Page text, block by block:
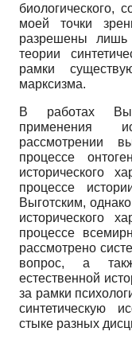
биологического,
моей точки
разрешены лишь
теории
рамки
марксизма.
В работах
применения
рассмотрении
процессе
исторического
процессе
Выготским,
исторического
процессе
рассмотрено
вопрос, а
естественной
за рамки
синтетическую
стыке разных